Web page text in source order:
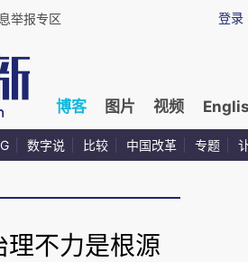
登录
举报专区
博客 图片 视频
数字说 比较 中国改革 专题
不力是根源